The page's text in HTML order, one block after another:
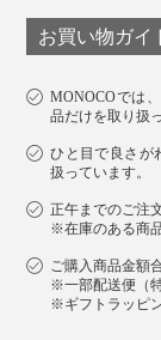
さと、心地よ
お買い物ガイ
MONOCOでは
品だけを取り扱
ひと目で良さが
扱っています。
正午までのご注
※在庫のある商
ご購入商品金額
※一部配送便（
※ギフトラッピ